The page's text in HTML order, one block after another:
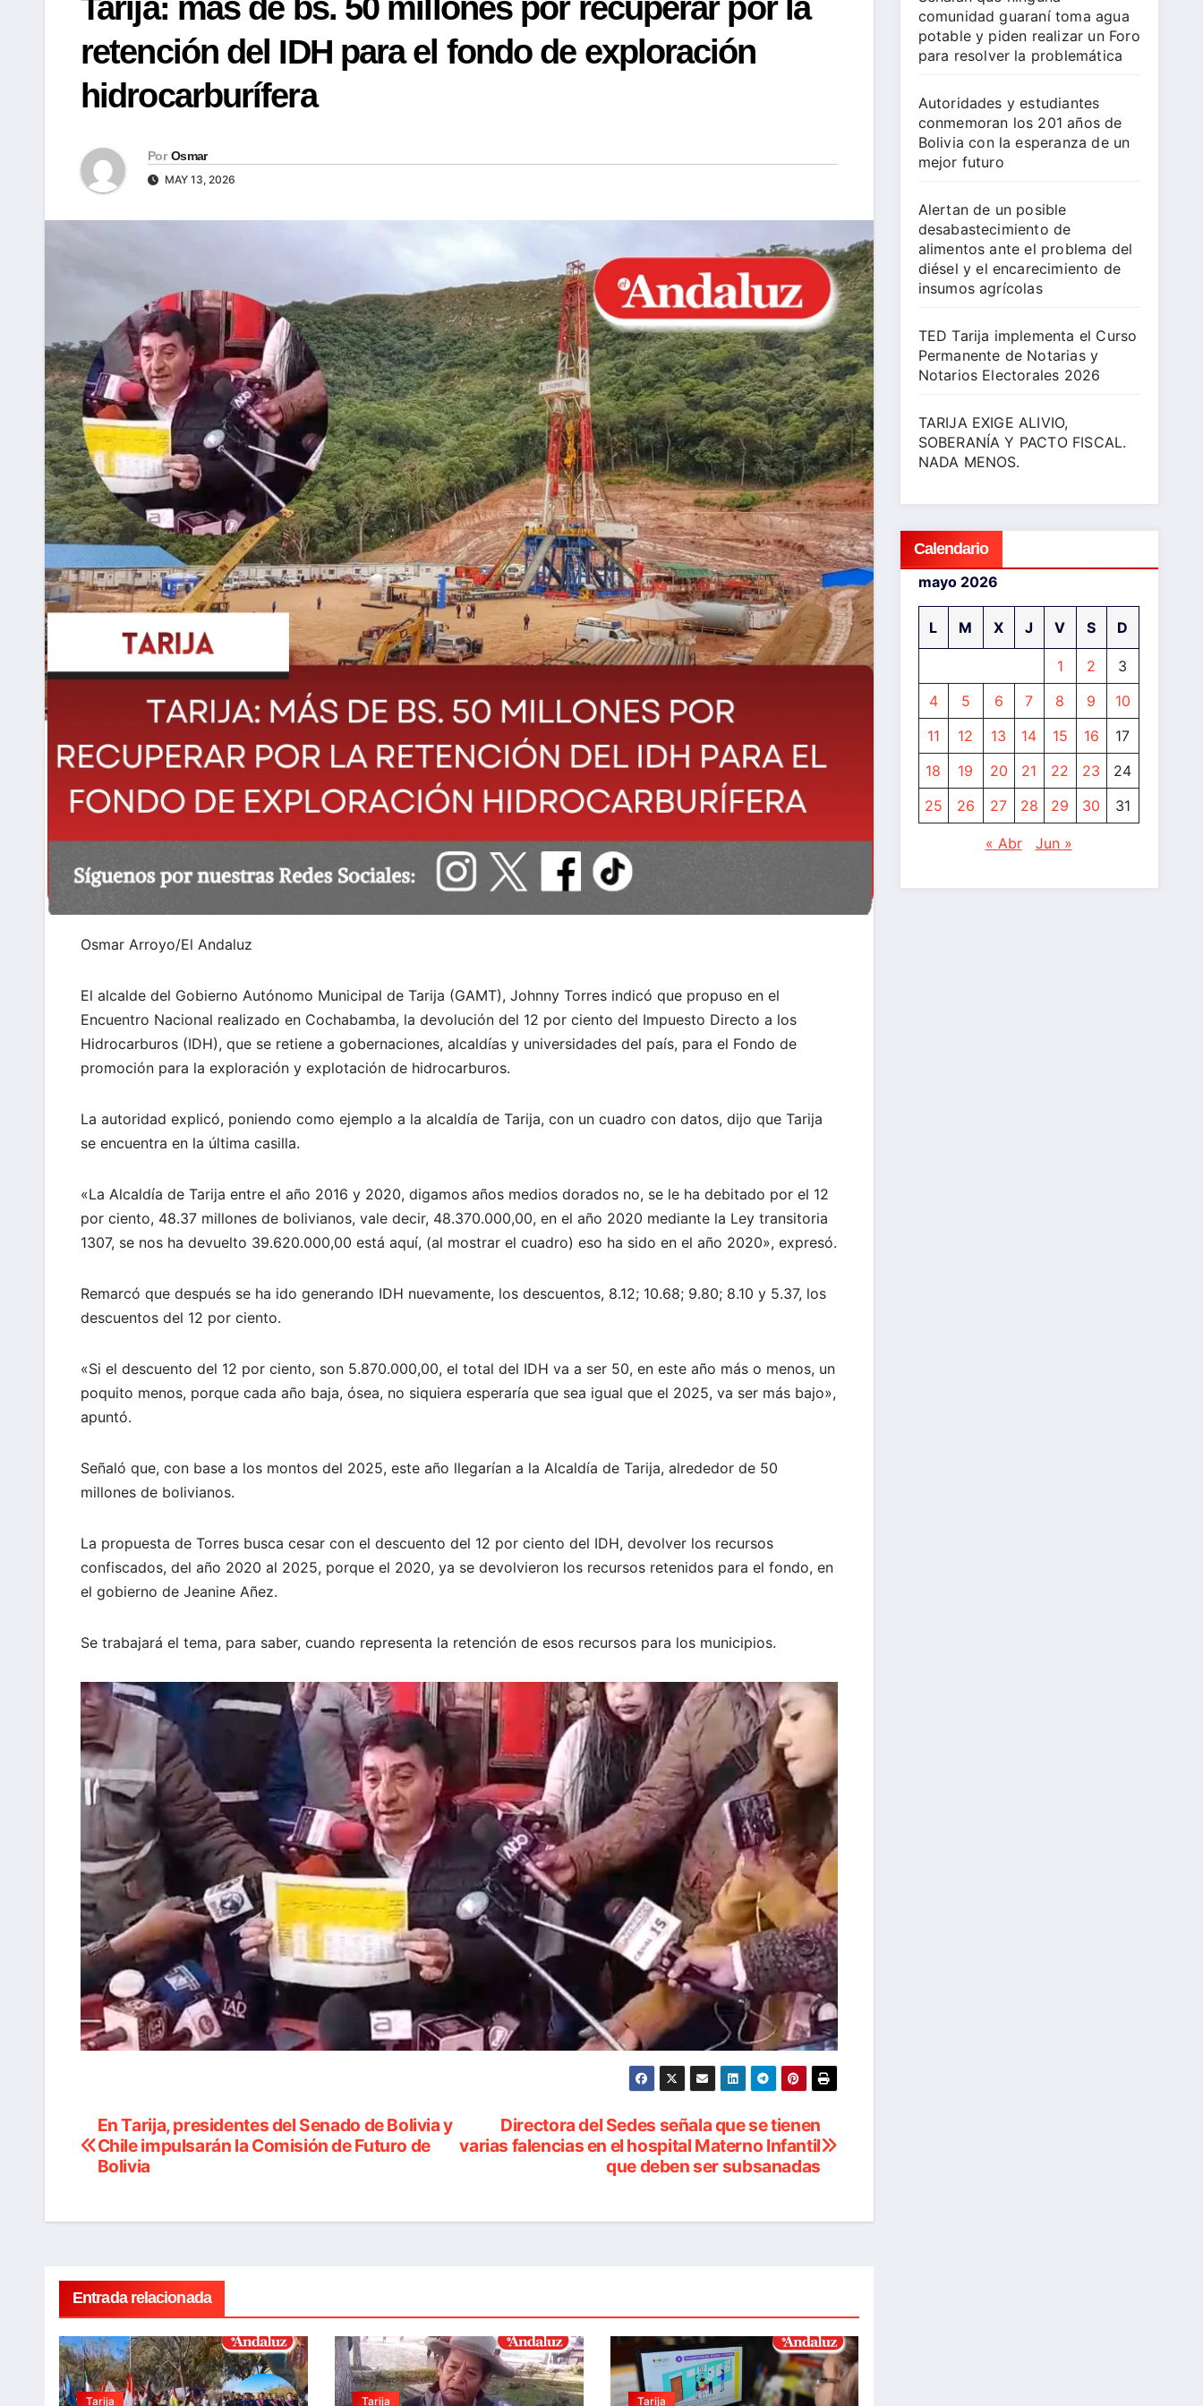
Tarija: más de bs. 50 millones por recuperar por la
retención del IDH para el fondo de exploración
hidrocarburífera
Por Osmar
MAY 13, 2026
Osmar Arroyo/El Andaluz
El alcalde del Gobierno Autónomo Municipal de Tarija (GAMT), Johnny Torres indicó que propuso en el
Encuentro Nacional realizado en Cochabamba, la devolución del 12 por ciento del Impuesto Directo a los
Hidrocarburos (IDH), que se retiene a gobernaciones, alcaldías y universidades del país, para el Fondo de
promoción para la exploración y explotación de hidrocarburos.
La autoridad explicó, poniendo como ejemplo a la alcaldía de Tarija, con un cuadro con datos, dijo que Tarija
se encuentra en la última casilla.
«La Alcaldía de Tarija entre el año 2016 y 2020, digamos años medios dorados no, se le ha debitado por el 12
por ciento, 48.37 millones de bolivianos, vale decir, 48.370.000,00, en el año 2020 mediante la Ley transitoria
1307, se nos ha devuelto 39.620.000,00 está aquí, (al mostrar el cuadro) eso ha sido en el año 2020», expresó.
Remarcó que después se ha ido generando IDH nuevamente, los descuentos, 8.12; 10.68; 9.80; 8.10 y 5.37, los
descuentos del 12 por ciento.
«Si el descuento del 12 por ciento, son 5.870.000,00, el total del IDH va a ser 50, en este año más o menos, un
poquito menos, porque cada año baja, ósea, no siquiera esperaría que sea igual que el 2025, va ser más bajo»,
apuntó.
Señaló que, con base a los montos del 2025, este año llegarían a la Alcaldía de Tarija, alrededor de 50
millones de bolivianos.
La propuesta de Torres busca cesar con el descuento del 12 por ciento del IDH, devolver los recursos
confiscados, del año 2020 al 2025, porque el 2020, ya se devolvieron los recursos retenidos para el fondo, en
el gobierno de Jeanine Añez.
Se trabajará el tema, para saber, cuando representa la retención de esos recursos para los municipios.
Navegación
de
Directora del Sedes señala que se tienen
varias falencias en el hospital Materno Infantil
que deben ser subsanadas
En Tarija, presidentes del Senado de Bolivia y
Chile impulsarán la Comisión de Futuro de
Bolivia
Entrada relacionada
Tarija Tarija Tarija
comunidad guaraní toma agua
potable y piden realizar un Foro
para resolver la problemática
Autoridades y estudiantes
conmemoran los 201 años de
Bolivia con la esperanza de un
mejor futuro
Alertan de un posible
desabastecimiento de
alimentos ante el problema del
diésel y el encarecimiento de
insumos agrícolas
TED Tarija implementa el Curso
Permanente de Notarias y
Notarios Electorales 2026
TARIJA EXIGE ALIVIO,
SOBERANÍA Y PACTO FISCAL.
NADA MENOS.
Calendario
mayo 2026
L M X J V S D
1 2
3
4
5 6 7 8 9
10
11
12 13 14 15 16
17
18
19 20 21 22 23
24
25
26 27 28 29 30 31
« Abr Jun »